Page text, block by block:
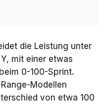
die Leistung unter
mit einer etwas
0-100-Sprint.
Modellen
von etwa 100